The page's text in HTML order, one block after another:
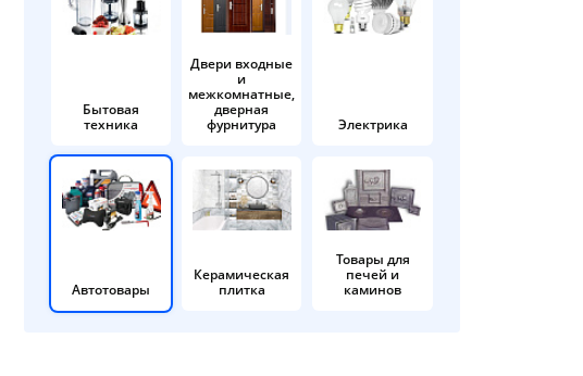
Бытовая
техника
Двери входные
и
межкомнатные,
дверная
фурнитура
Электрика
Автотовары
Керамическая
плитка
Товары для
печей и
каминов